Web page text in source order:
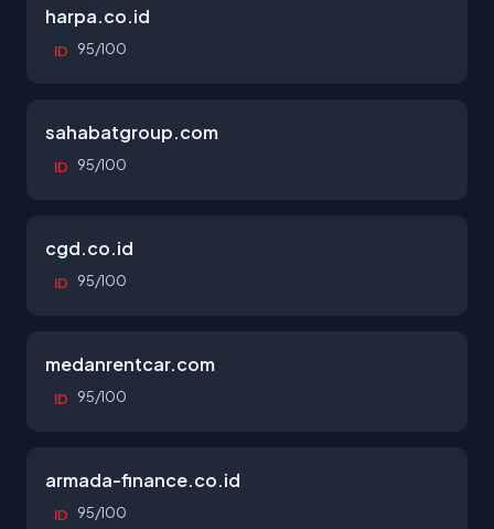
harpa.co.id
ID 95/100
sahabatgroup.com
ID 95/100
cgd.co.id
ID 95/100
medanrentcar.com
ID 95/100
armada-finance.co.id
ID 95/100